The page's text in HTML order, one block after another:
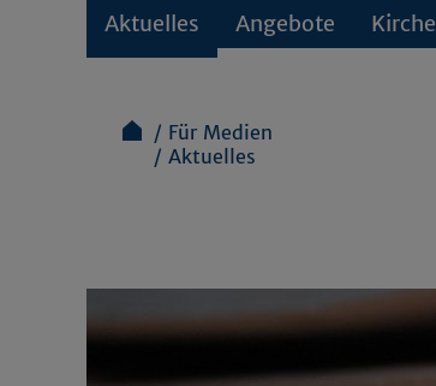
Aktuelles Angebote Kirche
Für Medien
Aktuelles